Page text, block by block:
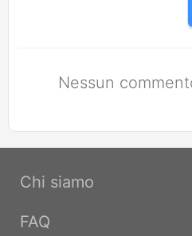
Nessun
Chi siamo
FAQ